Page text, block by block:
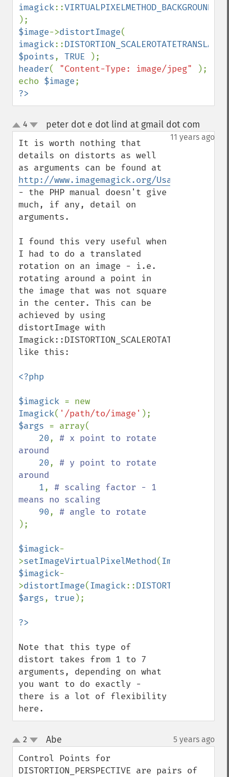
imagick::
$image->distortImage
imagick::DISTORTION_SCALEROTATETRANSLATE
$points, TRUE
header( "Content-Type: image/jpeg"
);
echo $image
?>
up
down
4 peter dot e dot lind at gmail dot com
11 years ago
It is worth nothing that
details on distorts as well
http://www.imagemagick.org/Usage/
- the PHP manual doesn't give
much, if any, detail on
arguments.
I found this very useful when
I had to do a translated
rotation on an image - i.e.
rotating around a point in
the image that was not square
in the center. This can be
achieved by using
distortImage with
Imagick::DISTORTION_SCALEROTATETRANSLATE
like this:
<?php
$imagick
Imagick( '/path/to/image'
$args = array(
20, # x point to rotate
around
20, # y point to rotate
around
1, # scaling factor - 1
means no scaling
90,
);
$imagick-
>setImageVirtualPixelMethod(Imagick
$imagick-
>distortImage(Imagick::
$args, true );
Note that this type of
distort takes from 1 to 7
arguments, depending on what
you want to do exactly -
there is a lot of flexibility
here.
up
down
2 Abe 5 years ago
Control Points for
DISTORTION_PERSPECTIVE are pairs of